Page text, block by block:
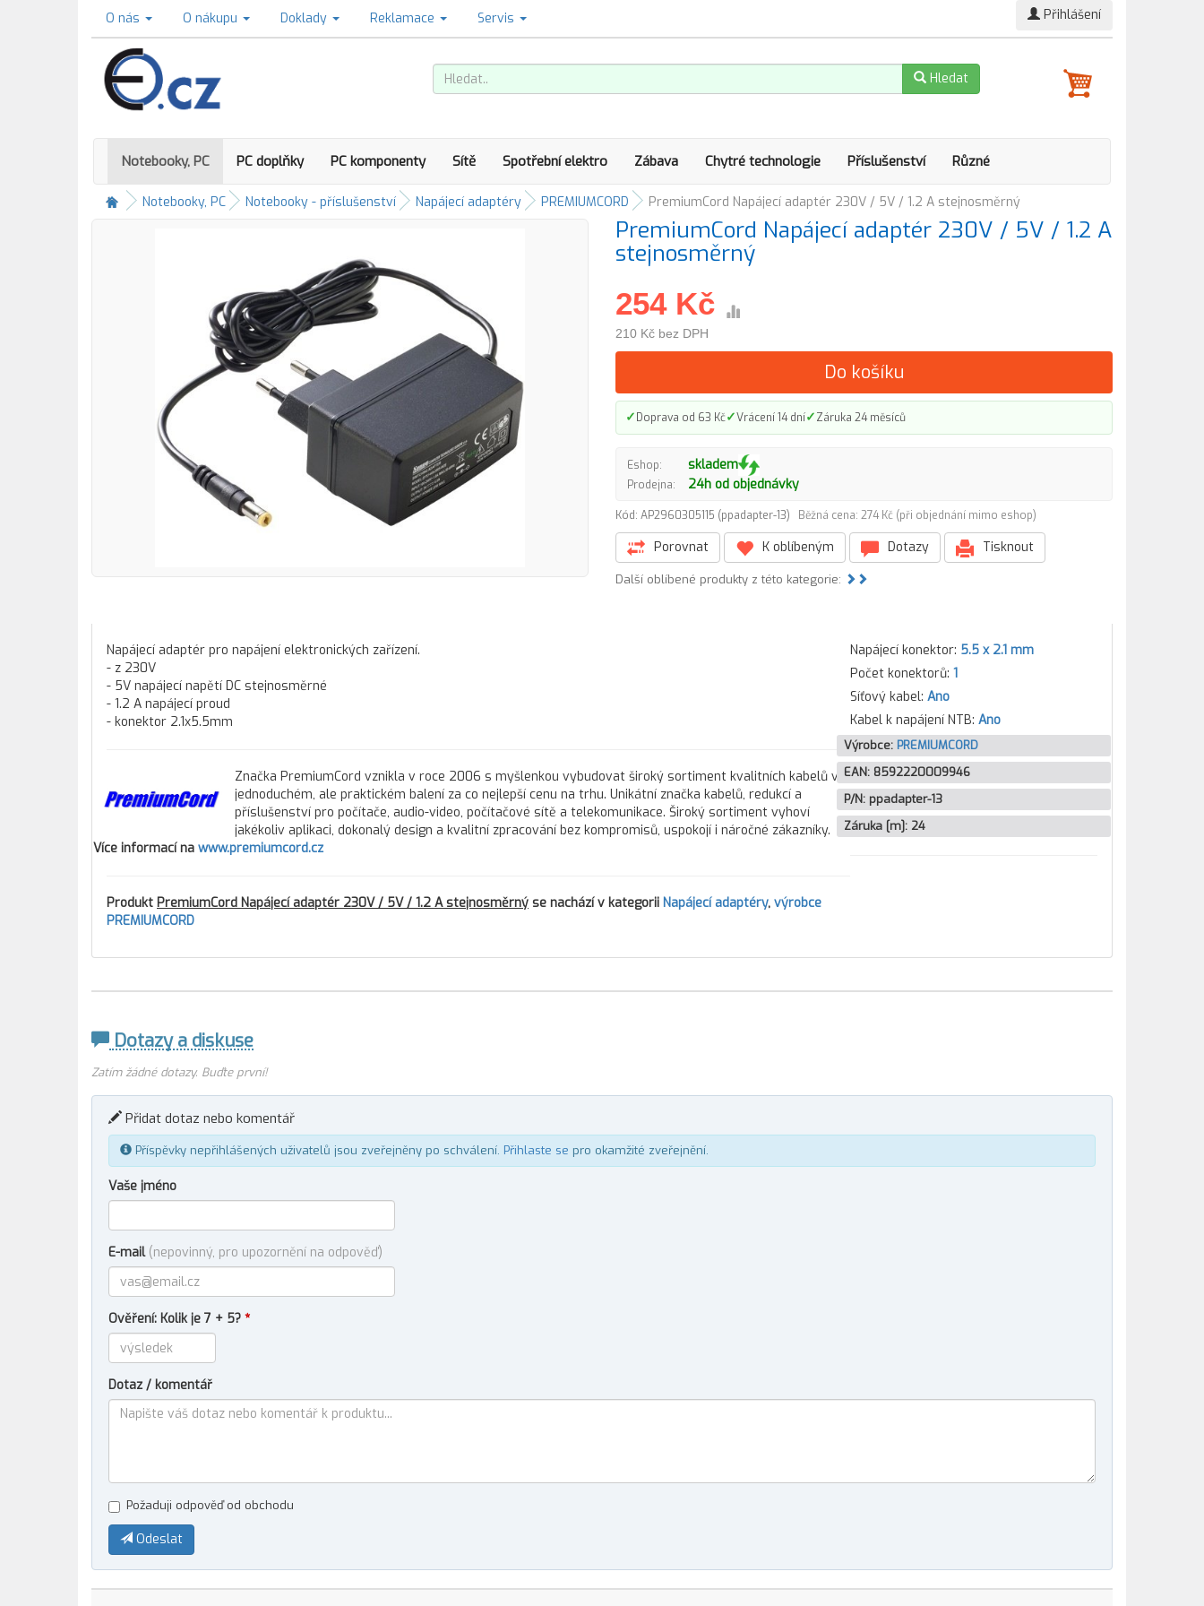
O nás O nákupu Doklady Reklamace Servis Přihlášení
Hledat
Notebooky, PC PC doplňky PC komponenty Sítě Spotřební elektro Zábava Chytré technologie Příslušenství Různé
Notebooky, PC Notebooky - příslušenství Napájecí adaptéry PREMIUMCORD PremiumCord Napájecí adaptér 230V / 5V / 1.2 A stejnosměrný
PremiumCord Napájecí adaptér 230V / 5V / 1.2 A
stejnosměrný
254 Kč
210 Kč bez DPH
Do košíku
✓Doprava od 63 Kč✓Vrácení 14 dní✓Záruka 24 měsíců
Eshop: skladem
Prodejna: 24h od objednávky
Kód: AP2960305115 (ppadapter-13) Běžná cena: 274 Kč (při objednání mimo eshop)
Porovnat K oblíbeným Dotazy Tisknout
Další oblíbené produkty z této kategorie:
Napájecí adaptér pro napájení elektronických zařízení.
- z 230V
- 5V napájecí napětí DC stejnosměrné
- 1.2 A napájecí proud
- konektor 2.1x5.5mm
Značka PremiumCord vznikla v roce 2006 s myšlenkou vybudovat široký sortiment kvalitních kabelů v
jednoduchém, ale praktickém balení za co nejlepší cenu na trhu. Unikátní značka kabelů, redukcí a
příslušenství pro počítače, audio-video, počítačové sítě a telekomunikace. Široký sortiment vyhoví
jakékoliv aplikaci, dokonalý design a kvalitní zpracování bez kompromisů, uspokojí i náročné zákazníky.
Více informací na www.premiumcord.cz
Produkt PremiumCord Napájecí adaptér 230V / 5V / 1.2 A stejnosměrný se nachází v kategorii Napájecí adaptéry, výrobce
PREMIUMCORD
Napájecí konektor: 5.5 x 2.1 mm
Počet konektorů: 1
Síťový kabel: Ano
Kabel k napájení NTB: Ano
Výrobce: PREMIUMCORD
EAN: 8592220009946
P/N: ppadapter-13
Záruka [m]: 24
Dotazy a diskuse
Zatím žádné dotazy. Buďte první!
Přidat dotaz nebo komentář
Příspěvky nepřihlášených uživatelů jsou zveřejněny po schválení. Přihlaste se pro okamžité zveřejnění.
Vaše jméno
E-mail (nepovinný, pro upozornění na odpověď)
Ověření: Kolik je 7 + 5? *
Dotaz / komentář
Požaduji odpověď od obchodu
Odeslat